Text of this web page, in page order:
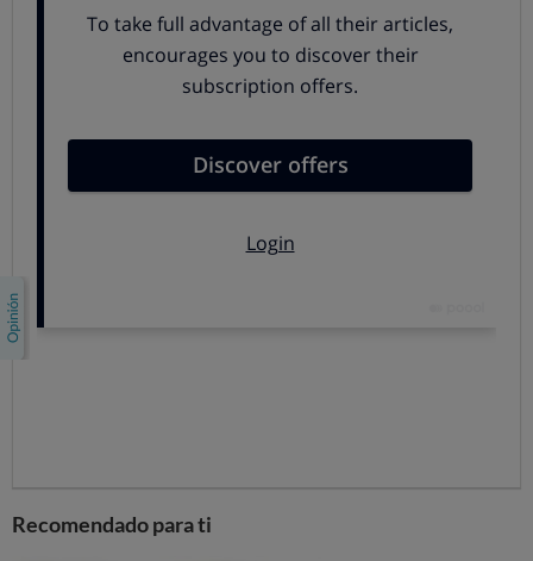
del vuelo contratado, algo que podría llegar a ocurrir
cuando se han comprado billetes low cost.
¿Qué hacer si me exigen el pago de
las tasas?
Si pretenden cobrarte el incremento en las tasas con
posteriormente el reembolso.
Recomendado para ti